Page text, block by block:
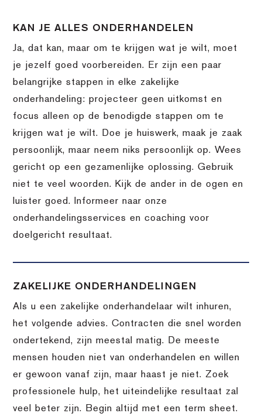
KAN JE ALLES ONDERHANDELEN
Ja, dat kan, maar om te krijgen wat je wilt, moet
je jezelf goed voorbereiden. Er zijn een paar
belangrijke stappen in elke zakelijke
onderhandeling: projecteer geen uitkomst en
focus alleen op de benodigde stappen om te
krijgen wat je wilt. Doe je huiswerk, maak je zaak
persoonlijk, maar neem niks persoonlijk op. Wees
gericht op een gezamenlijke oplossing. Gebruik
niet te veel woorden. Kijk de ander in de ogen en
luister goed. Informeer naar onze
onderhandelingsservices en coaching voor
doelgericht resultaat.
ZAKELIJKE ONDERHANDELINGEN
Als u een zakelijke onderhandelaar wilt inhuren,
het volgende advies. Contracten die snel worden
ondertekend, zijn meestal matig. De meeste
mensen houden niet van onderhandelen en willen
er gewoon vanaf zijn, maar haast je niet. Zoek
professionele hulp, het uiteindelijke resultaat zal
veel beter zijn. Begin altijd met een term sheet.